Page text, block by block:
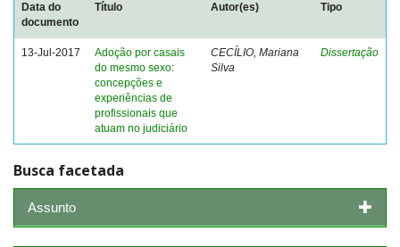
Data do
documento
Título Autor(es) Tipo
13-Jul-2017
Adoção por casais
do mesmo sexo:
concepções e
experiências de
profissionais que
atuam no judiciário
CECÍLIO, Mariana
Silva
Dissertação
Busca facetada
Assunto